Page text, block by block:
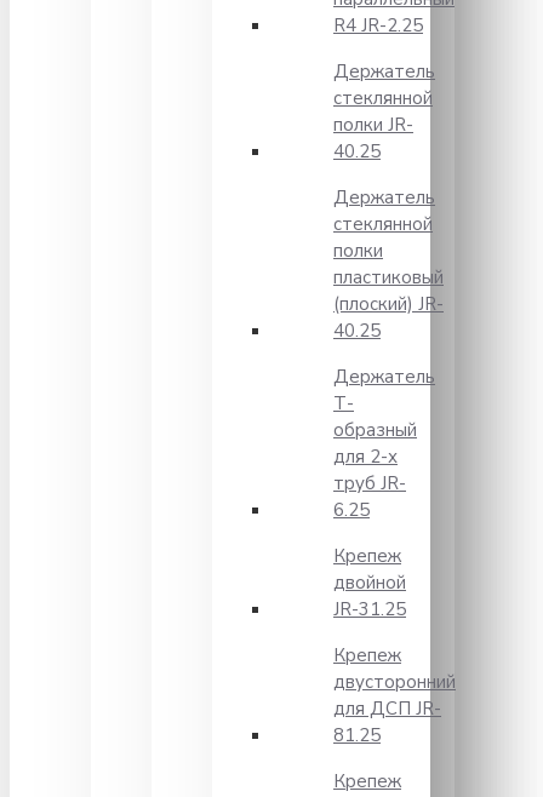
R4 JR-2.25
Держатель
стеклянной
полки JR-
40.25
Держатель
стеклянной
полки
пластиковый
(плоский) JR-
40.25
Держатель
Т-
образный
для 2-х
труб JR-
6.25
Крепеж
двойной
JR-31.25
Крепеж
двусторонний
для ДСП JR-
81.25
Крепеж